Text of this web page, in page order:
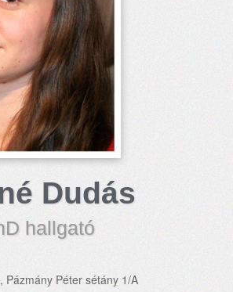
Dudás
hallgató
Pázmány Péter sétány 1/A